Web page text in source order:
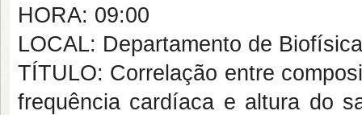
HORA: 09:00
LOCAL: Departamento de
TÍTULO: Correlação entre
frequência cardíaca e altura do